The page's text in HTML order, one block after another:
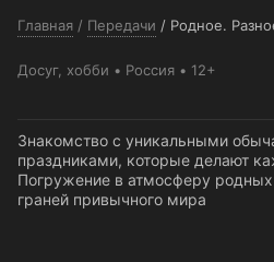
Главная / Передачи / Родное.
Досуг, хобби Россия 12+
Знакомство с уникальными
праздниками, которые делают
Погружение в атмосферу
граней привычного мира